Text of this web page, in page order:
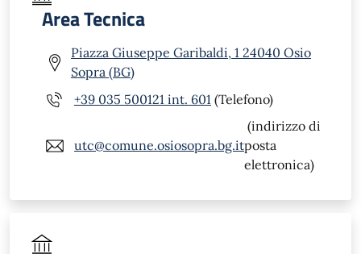
Area Tecnica
Piazza Giuseppe Garibaldi, 1 24040 Osio
Sopra (BG)
+39 035 500121 int. 601 (Telefono)
utc@comune.osiosopra.bg.it
(indirizzo di
posta
elettronica)